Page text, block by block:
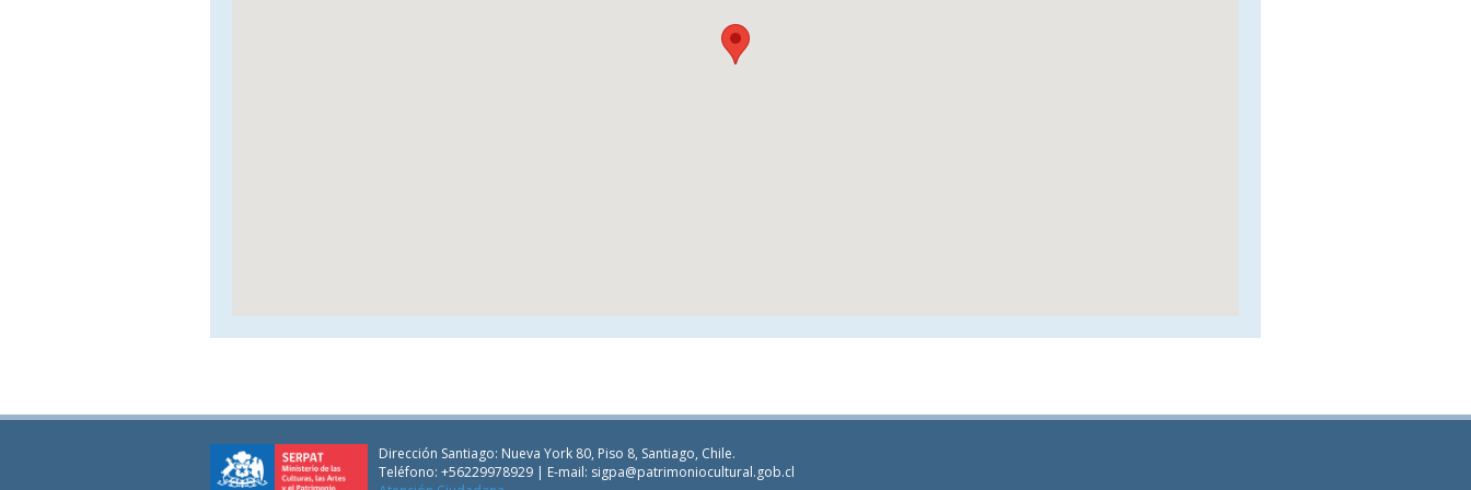
Dirección Santiago: Nueva York 80, Piso 8, Santiago, Chile.
Teléfono: +56229978929 | E-mail: sigpa@patrimoniocultural.gob.cl